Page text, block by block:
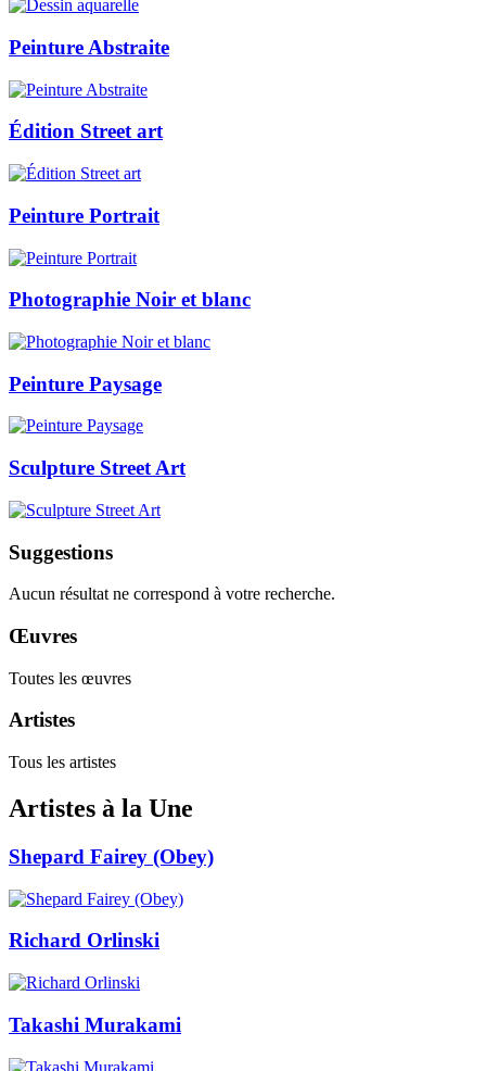
Peinture Abstraite
Édition Street art
Peinture Portrait
Photographie Noir et blanc
Peinture Paysage
Sculpture Street Art
Suggestions
Aucun résultat ne correspond à votre recherche.
Œuvres
Toutes les œuvres
Artistes
Tous les artistes
Artistes à la Une
Shepard Fairey (Obey)
Richard Orlinski
Takashi Murakami